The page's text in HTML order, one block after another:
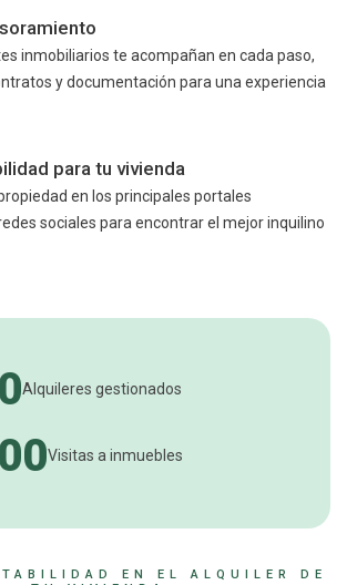
inmobiliarios te acompañan en cada paso,
y documentación para una experiencia
para tu vivienda
en los principales portales
sociales para encontrar el mejor inquilino
Alquileres gestionados
Visitas a inmuebles
EN EL ALQUILER DE